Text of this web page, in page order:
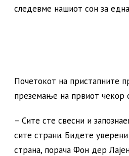
следевме нашиот сон за
Почетокот на пристапните
преземање на првиот чекор
– Сите сте свесни и
сите страни. Бидете
страна, порача Фон дер